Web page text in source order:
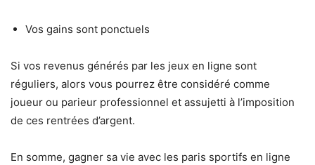
Vos gains sont ponctuels
Si vos revenus générés par les jeux en ligne sont
réguliers, alors vous pourrez être considéré comme
joueur ou parieur professionnel et assujetti à l’imposition
de ces rentrées d’argent.
En somme, gagner sa vie avec les paris sportifs en ligne